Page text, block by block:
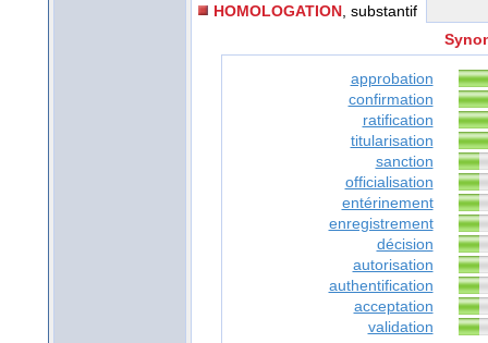
HOMOLOGATION , substantif
approbation
confirmation
ratification
titularisation
sanction
officialisation
entérinement
enregistrement
décision
autorisation
authentification
acceptation
validation